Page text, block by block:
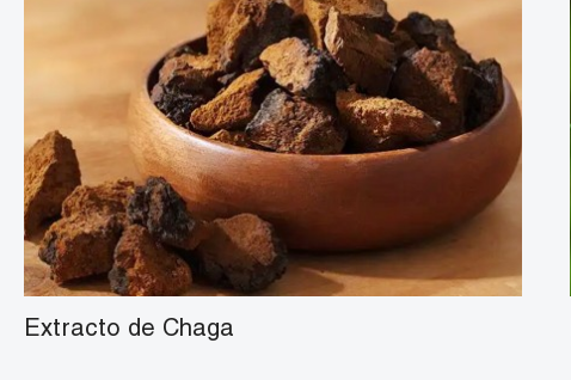
Extracto de Chaga